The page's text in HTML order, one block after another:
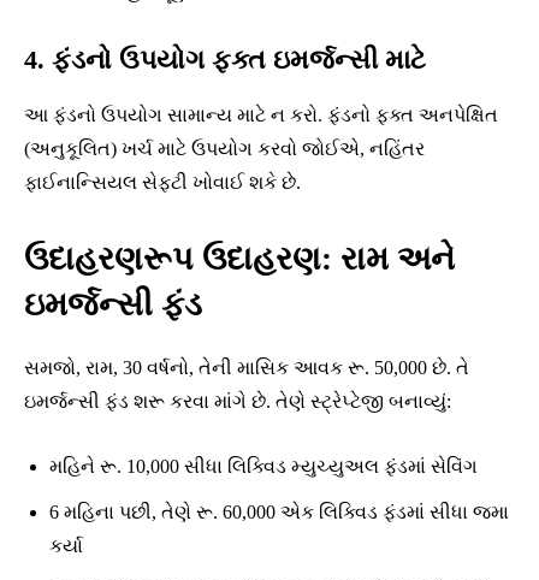
4. ફંડનો ઉપયોગ ફક્ત ઇમર્જન્સી માટે
આ ફંડનો ઉપયોગ સામાન્ય માટે ન કરો. ફંડનો ફક્ત અનપેક્ષિત
(અનુકૂલિત) ખર્ચ માટે ઉપયોગ કરવો જોઈએ, નહિંતર
ફાઈનાન્સિયલ સેફ્ટી ખોવાઈ શકે છે.
ઉદાહરણરૂપ ઉદાહરણ: રામ અને
ઇમર્જન્સી ફંડ
સમજો, રામ, 30 વર્ષનો, તેની માસિક આવક રૂ. 50,000 છે. તે
ઇમર્જન્સી ફંડ શરૂ કરવા માંગે છે. તેણે સ્ટ્રેપ્ટેજી બનાવ્યું:
મહિને રૂ. 10,000 સીધા લિક્વિડ મ્યુચ્યુઅલ ફંડમાં સેવિંગ
6 મહિના પછી, તેણે રૂ. 60,000 એક લિક્વિડ ફંડમાં સીધા જમા
કર્યા